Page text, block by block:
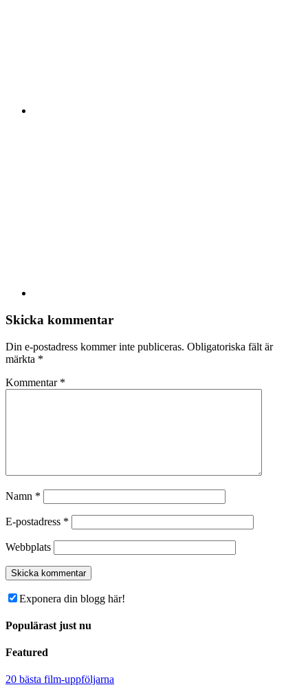
Skicka kommentar
Din e-postadress kommer inte publiceras. Obligatoriska fält är
märkta *
Kommentar *
Namn *
E-postadress *
Webbplats
Exponera din blogg här!
Populärast just nu
Featured
20 bästa film-uppföljarna